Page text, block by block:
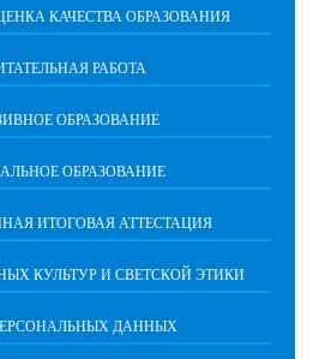
КАЧЕСТВА ОБРАЗОВАНИЯ
РАБОТА
ОБРАЗОВАНИЕ
ОБРАЗОВАНИЕ
ИТОГОВАЯ АТТЕСТАЦИЯ
КУЛЬТУР И СВЕТСКОЙ ЭТИКИ
ДАННЫХ